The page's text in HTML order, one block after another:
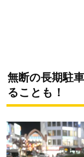
無断の長期駐
ることも！